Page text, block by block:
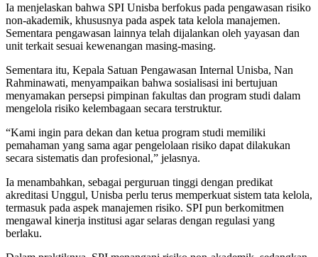
Ia menjelaskan bahwa SPI Unisba berfokus pada pengawasan risiko
non-akademik, khususnya pada aspek tata kelola manajemen.
Sementara pengawasan lainnya telah dijalankan oleh yayasan dan
unit terkait sesuai kewenangan masing-masing.
Sementara itu, Kepala Satuan Pengawasan Internal Unisba, Nan
Rahminawati, menyampaikan bahwa sosialisasi ini bertujuan
menyamakan persepsi pimpinan fakultas dan program studi dalam
mengelola risiko kelembagaan secara terstruktur.
“Kami ingin para dekan dan ketua program studi memiliki
pemahaman yang sama agar pengelolaan risiko dapat dilakukan
secara sistematis dan profesional,” jelasnya.
Ia menambahkan, sebagai perguruan tinggi dengan predikat
akreditasi Unggul, Unisba perlu terus memperkuat sistem tata kelola,
termasuk pada aspek manajemen risiko. SPI pun berkomitmen
mengawal kinerja institusi agar selaras dengan regulasi yang
berlaku.